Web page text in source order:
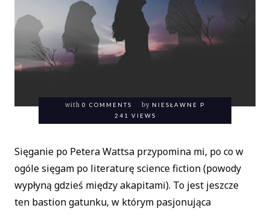
with 0 COMMENTS by NIESŁAWNE P
241 VIEWS
Sięganie po Petera Wattsa przypomina mi, po co w
ogóle sięgam po literaturę science fiction (powody
wypłyną gdzieś między akapitami). To jest jeszcze
ten bastion gatunku, w którym pasjonująca